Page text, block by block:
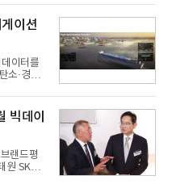
즈 성장
대표는 6
는 톡비
자리 잡
다. 카카
년 동기
늘어
이션
이터를
소·경제
배출량
화하는 운
심 기능은
최적
크와의
를 통해
는 연간 1
빅데이
랜드평
원 SK그